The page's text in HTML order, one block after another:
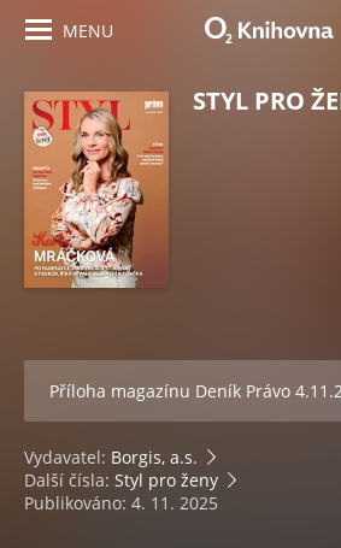
MENU
STYL PRO
Příloha magazínu Deník Právo
Vydavatel: Borgis, a.s.
Další čísla: Styl pro ženy
Publikováno: 4. 11. 2025